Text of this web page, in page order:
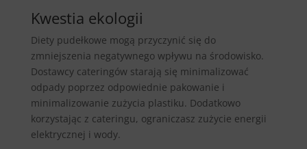
Kwestia ekologii
Diety pudełkowe mogą przyczynić się do
zmniejszenia negatywnego wpływu na środowisko.
Dostawcy cateringów starają się minimalizować
odpady poprzez odpowiednie pakowanie i
minimalizowanie zużycia plastiku. Dodatkowo
korzystając z cateringu, ograniczasz zużycie energii
elektrycznej i wody.